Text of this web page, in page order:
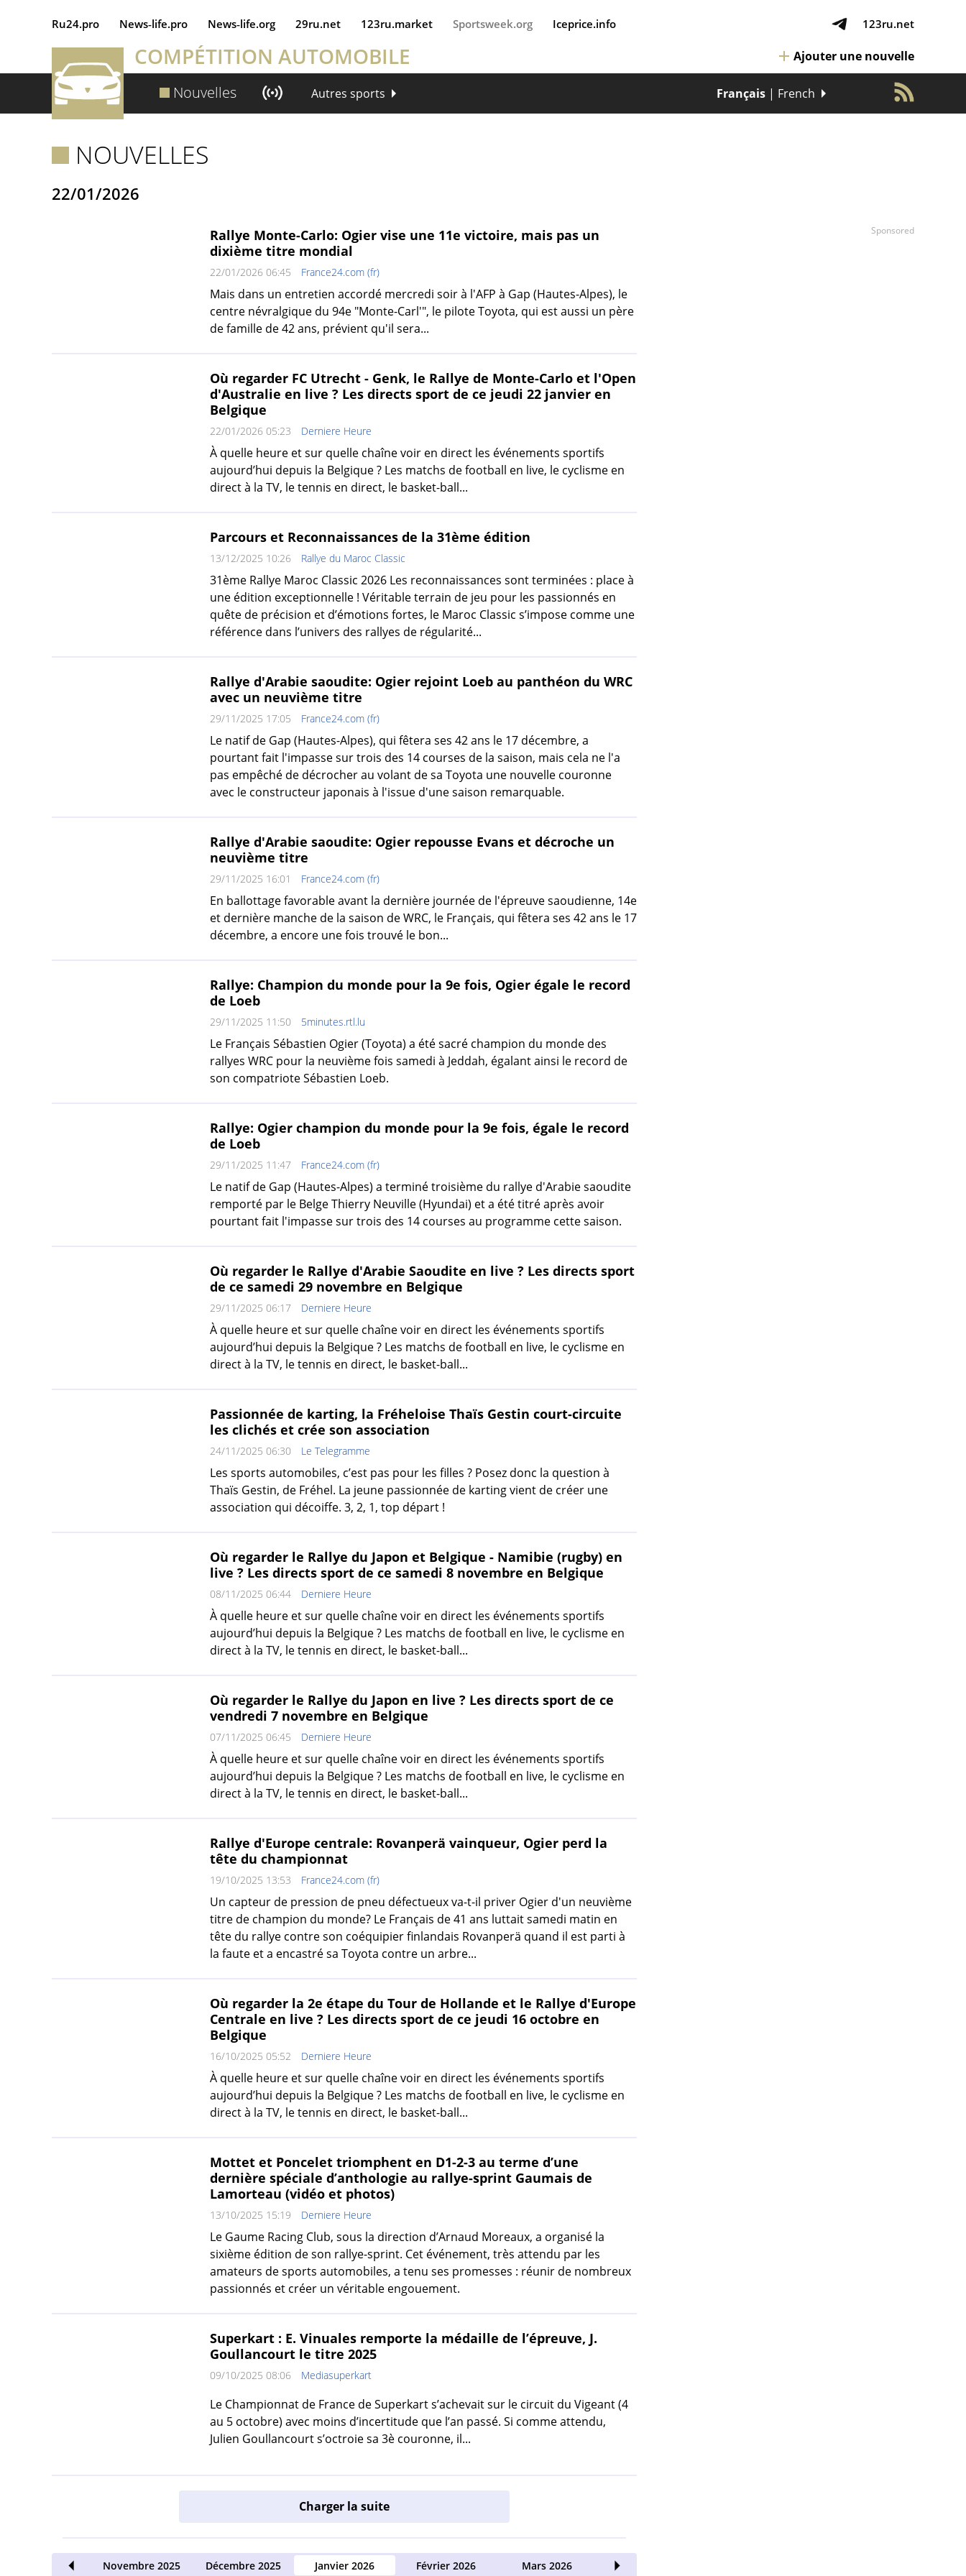
Ru24.pro News‑life.pro News‑life.org 29ru.net 123ru.market Sportsweek.org Iceprice.info 123ru.net
COMPÉTITION AUTOMOBILE Ajouter une nouvelle
Nouvelles Autres sports Français | French
NOUVELLES
22/01/2026
Rallye Monte-Carlo: Ogier vise une 11e victoire, mais pas un
dixième titre mondial
22/01/2026 06:45 France24.com (fr)
Mais dans un entretien accordé mercredi soir à l'AFP à Gap (Hautes-Alpes), le
centre névralgique du 94e "Monte-Carl'", le pilote Toyota, qui est aussi un père
de famille de 42 ans, prévient qu'il sera...
Où regarder FC Utrecht - Genk, le Rallye de Monte-Carlo et l'Open
d'Australie en live ? Les directs sport de ce jeudi 22 janvier en
Belgique
22/01/2026 05:23 Derniere Heure
À quelle heure et sur quelle chaîne voir en direct les événements sportifs
aujourd’hui depuis la Belgique ? Les matchs de football en live, le cyclisme en
direct à la TV, le tennis en direct, le basket-ball...
Parcours et Reconnaissances de la 31ème édition
13/12/2025 10:26 Rallye du Maroc Classic
31ème Rallye Maroc Classic 2026 Les reconnaissances sont terminées : place à
une édition exceptionnelle ! Véritable terrain de jeu pour les passionnés en
quête de précision et d’émotions fortes, le Maroc Classic s’impose comme une
référence dans l’univers des rallyes de régularité...
Rallye d'Arabie saoudite: Ogier rejoint Loeb au panthéon du WRC
avec un neuvième titre
29/11/2025 17:05 France24.com (fr)
Le natif de Gap (Hautes-Alpes), qui fêtera ses 42 ans le 17 décembre, a
pourtant fait l'impasse sur trois des 14 courses de la saison, mais cela ne l'a
pas empêché de décrocher au volant de sa Toyota une nouvelle couronne
avec le constructeur japonais à l'issue d'une saison remarquable.
Rallye d'Arabie saoudite: Ogier repousse Evans et décroche un
neuvième titre
29/11/2025 16:01 France24.com (fr)
En ballottage favorable avant la dernière journée de l'épreuve saoudienne, 14e
et dernière manche de la saison de WRC, le Français, qui fêtera ses 42 ans le 17
décembre, a encore une fois trouvé le bon...
Rallye: Champion du monde pour la 9e fois, Ogier égale le record
de Loeb
29/11/2025 11:50 5minutes.rtl.lu
Le Français Sébastien Ogier (Toyota) a été sacré champion du monde des
rallyes WRC pour la neuvième fois samedi à Jeddah, égalant ainsi le record de
son compatriote Sébastien Loeb.
Rallye: Ogier champion du monde pour la 9e fois, égale le record
de Loeb
29/11/2025 11:47 France24.com (fr)
Le natif de Gap (Hautes-Alpes) a terminé troisième du rallye d'Arabie saoudite
remporté par le Belge Thierry Neuville (Hyundai) et a été titré après avoir
pourtant fait l'impasse sur trois des 14 courses au programme cette saison.
Où regarder le Rallye d'Arabie Saoudite en live ? Les directs sport
de ce samedi 29 novembre en Belgique
29/11/2025 06:17 Derniere Heure
À quelle heure et sur quelle chaîne voir en direct les événements sportifs
aujourd’hui depuis la Belgique ? Les matchs de football en live, le cyclisme en
direct à la TV, le tennis en direct, le basket-ball...
Passionnée de karting, la Fréheloise Thaïs Gestin court-circuite
les clichés et crée son association
24/11/2025 06:30 Le Telegramme
Les sports automobiles, c’est pas pour les filles ? Posez donc la question à
Thaïs Gestin, de Fréhel. La jeune passionnée de karting vient de créer une
association qui décoiffe. 3, 2, 1, top départ !
Où regarder le Rallye du Japon et Belgique - Namibie (rugby) en
live ? Les directs sport de ce samedi 8 novembre en Belgique
08/11/2025 06:44 Derniere Heure
À quelle heure et sur quelle chaîne voir en direct les événements sportifs
aujourd’hui depuis la Belgique ? Les matchs de football en live, le cyclisme en
direct à la TV, le tennis en direct, le basket-ball...
Où regarder le Rallye du Japon en live ? Les directs sport de ce
vendredi 7 novembre en Belgique
07/11/2025 06:45 Derniere Heure
À quelle heure et sur quelle chaîne voir en direct les événements sportifs
aujourd’hui depuis la Belgique ? Les matchs de football en live, le cyclisme en
direct à la TV, le tennis en direct, le basket-ball...
Rallye d'Europe centrale: Rovanperä vainqueur, Ogier perd la
tête du championnat
19/10/2025 13:53 France24.com (fr)
Un capteur de pression de pneu défectueux va-t-il priver Ogier d'un neuvième
titre de champion du monde? Le Français de 41 ans luttait samedi matin en
tête du rallye contre son coéquipier finlandais Rovanperä quand il est parti à
la faute et a encastré sa Toyota contre un arbre...
Où regarder la 2e étape du Tour de Hollande et le Rallye d'Europe
Centrale en live ? Les directs sport de ce jeudi 16 octobre en
Belgique
16/10/2025 05:52 Derniere Heure
À quelle heure et sur quelle chaîne voir en direct les événements sportifs
aujourd’hui depuis la Belgique ? Les matchs de football en live, le cyclisme en
direct à la TV, le tennis en direct, le basket-ball...
Mottet et Poncelet triomphent en D1-2-3 au terme d’une
dernière spéciale d’anthologie au rallye-sprint Gaumais de
Lamorteau (vidéo et photos)
13/10/2025 15:19 Derniere Heure
Le Gaume Racing Club, sous la direction d’Arnaud Moreaux, a organisé la
sixième édition de son rallye-sprint. Cet événement, très attendu par les
amateurs de sports automobiles, a tenu ses promesses : réunir de nombreux
passionnés et créer un véritable engouement.
Superkart : E. Vinuales remporte la médaille de l’épreuve, J.
Goullancourt le titre 2025
09/10/2025 08:06 Mediasuperkart
Le Championnat de France de Superkart s’achevait sur le circuit du Vigeant (4
au 5 octobre) avec moins d’incertitude que l’an passé. Si comme attendu,
Julien Goullancourt s’octroie sa 3è couronne, il...
Charger la suite
Octobre 2025 Novembre 2025 Décembre 2025 Janvier 2026 Février 2026 Mars 2026
Sponsored